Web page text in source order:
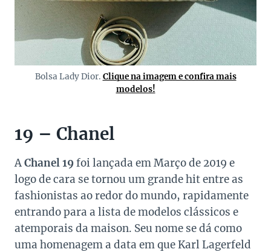
Bolsa Lady Dior. Clique na imagem e confira mais
modelos!
19 – Chanel
AChanel 19foi lançada em Março de 2019 e
logo de cara se tornou um grande hit entre as
fashionistas ao redor do mundo, rapidamente
entrando para a lista de modelos clássicos e
atemporais da maison. Seu nome se dá como
uma homenagem a data em que Karl Lagerfeld